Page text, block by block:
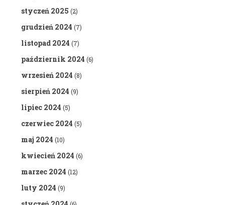
styczeń 2025 (2)
grudzień 2024 (7)
listopad 2024 (7)
październik 2024 (6)
wrzesień 2024 (8)
sierpień 2024 (9)
lipiec 2024 (5)
czerwiec 2024 (5)
maj 2024 (10)
kwiecień 2024 (6)
marzec 2024 (12)
luty 2024 (9)